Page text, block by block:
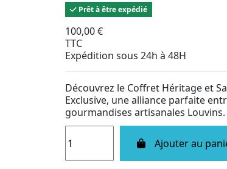
Prêt à être expédié
100,00 €
TTC
Expédition sous 24h à 48H
Découvrez le Coffret Héritage et
Exclusive, une alliance parfaite
gourmandises artisanales
Ajouter au